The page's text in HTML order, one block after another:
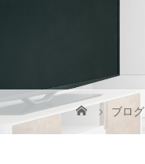
ブログ